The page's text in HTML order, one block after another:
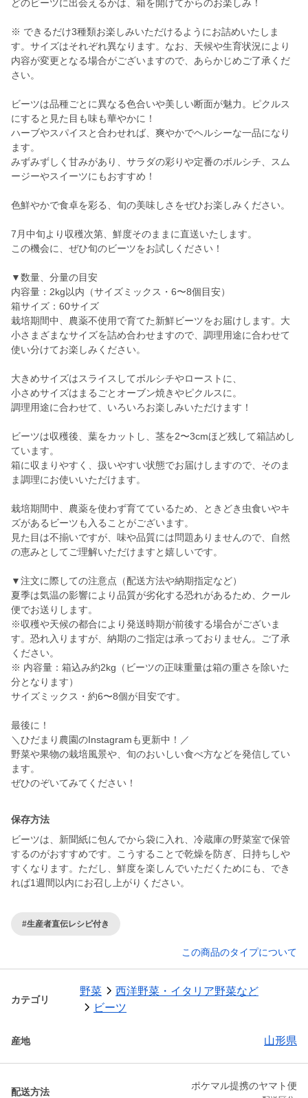
どのビーツに出会えるかは、箱を開けてからのお楽しみ！
※ できるだけ3種類お楽しみいただけるようにお詰めいたしま
す。サイズはそれぞれ異なります。なお、天候や生育状況により
内容が変更となる場合がございますので、あらかじめご了承くだ
さい。
ビーツは品種ごとに異なる色合いや美しい断面が魅力。ピクルス
にすると見た目も味も華やかに！
ハーブやスパイスと合わせれば、爽やかでヘルシーな一品になり
ます。
みずみずしく甘みがあり、サラダの彩りや定番のボルシチ、スム
ージーやスイーツにもおすすめ！
色鮮やかで食卓を彩る、旬の美味しさをぜひお楽しみください。
7月中旬より収穫次第、鮮度そのままに直送いたします。
この機会に、ぜひ旬のビーツをお試しください！
▼数量、分量の目安
内容量：2kg以内（サイズミックス・6〜8個目安）
箱サイズ：60サイズ
栽培期間中、農薬不使用で育てた新鮮ビーツをお届けします。大
小さまざまなサイズを詰め合わせますので、調理用途に合わせて
使い分けてお楽しみください。
大きめサイズはスライスしてボルシチやローストに、
小さめサイズはまるごとオーブン焼きやピクルスに。
調理用途に合わせて、いろいろお楽しみいただけます！
ビーツは収穫後、葉をカットし、茎を2〜3cmほど残して箱詰めし
ています。
箱に収まりやすく、扱いやすい状態でお届けしますので、そのま
ま調理にお使いいただけます。
栽培期間中、農薬を使わず育てているため、ときどき虫食いやキ
ズがあるビーツも入ることがございます。
見た目は不揃いですが、味や品質には問題ありませんので、自然
の恵みとしてご理解いただけますと嬉しいです。
▼注文に際しての注意点（配送方法や納期指定など）
夏季は気温の影響により品質が劣化する恐れがあるため、クール
便でお送りします。
※収穫や天候の都合により発送時期が前後する場合がございま
す。恐れ入りますが、納期のご指定は承っておりません。ご了承
ください。
※ 内容量：箱込み約2kg（ビーツの正味重量は箱の重さを除いた
分となります）
サイズミックス・約6〜8個が目安です。
最後に！
＼ひだまり農園のInstagramも更新中！／
野菜や果物の栽培風景や、旬のおいしい食べ方などを発信してい
ます。
ぜひのぞいてみてください！
保存方法
ビーツは、新聞紙に包んでから袋に入れ、冷蔵庫の野菜室で保管
するのがおすすめです。こうすることで乾燥を防ぎ、日持ちしや
すくなります。ただし、鮮度を楽しんでいただくためにも、でき
れば1週間以内にお召し上がりください。
#生産者直伝レシピ付き
この商品のタイプについて
カテゴリ
野菜
西洋野菜・イタリア野菜など
ビーツ
産地 山形県
配送方法
ポケマル提携のヤマト便